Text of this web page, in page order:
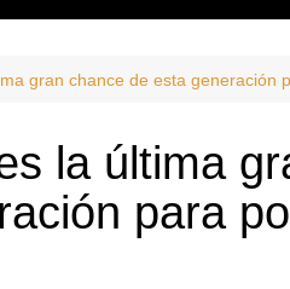
gran chance de esta generación
la última
para